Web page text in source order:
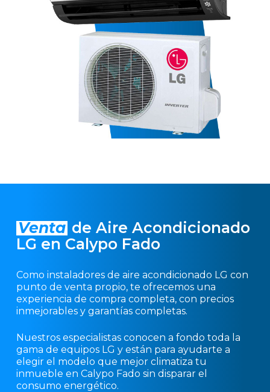
Venta de Aire Acondicionado
LG en Calypo Fado
Como instaladores de aire acondicionado LG con
punto de venta propio, te ofrecemos una
experiencia de compra completa, con precios
inmejorables y garantías completas.
Nuestros especialistas conocen a fondo toda la
gama de equipos LG y están para ayudarte a
elegir el modelo que mejor climatiza tu
inmueble en Calypo Fado sin disparar el
consumo energético.